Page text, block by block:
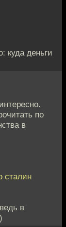
куда деньги
по
в
сталин
в